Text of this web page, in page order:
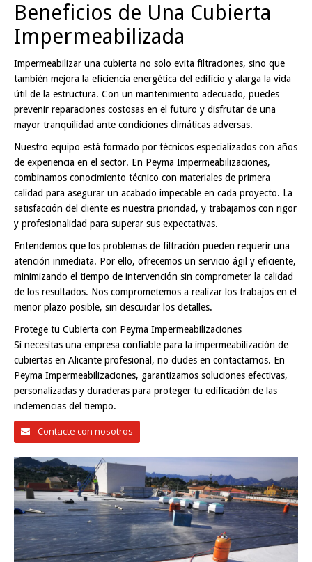
Beneficios de Una Cubierta
Impermeabilizada
Impermeabilizar una cubierta no solo evita filtraciones, sino que
también mejora la eficiencia energética del edificio y alarga la vida
útil de la estructura. Con un mantenimiento adecuado, puedes
prevenir reparaciones costosas en el futuro y disfrutar de una
mayor tranquilidad ante condiciones climáticas adversas.
Nuestro equipo está formado por técnicos especializados con años
de experiencia en el sector. En Peyma Impermeabilizaciones,
combinamos conocimiento técnico con materiales de primera
calidad para asegurar un acabado impecable en cada proyecto. La
satisfacción del cliente es nuestra prioridad, y trabajamos con rigor
y profesionalidad para superar sus expectativas.
Entendemos que los problemas de filtración pueden requerir una
atención inmediata. Por ello, ofrecemos un servicio ágil y eficiente,
minimizando el tiempo de intervención sin comprometer la calidad
de los resultados. Nos comprometemos a realizar los trabajos en el
menor plazo posible, sin descuidar los detalles.
Protege tu Cubierta con Peyma Impermeabilizaciones
Si necesitas una empresa confiable para la impermeabilización de
cubiertas en Alicante profesional, no dudes en contactarnos. En
Peyma Impermeabilizaciones, garantizamos soluciones efectivas,
personalizadas y duraderas para proteger tu edificación de las
inclemencias del tiempo.
Contacte con nosotros